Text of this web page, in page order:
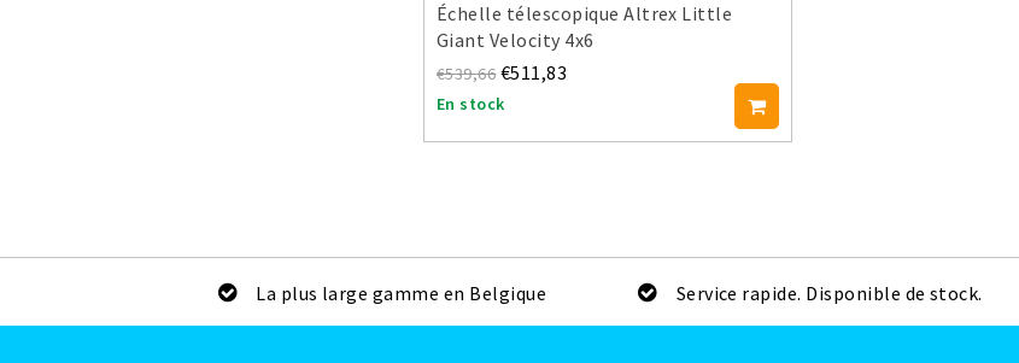
Échelle télescopique Altrex Little
Giant Velocity 4x6
€539,66 €511,83
En stock
La plus large gamme en Belgique Service rapide. Disponible de stock.